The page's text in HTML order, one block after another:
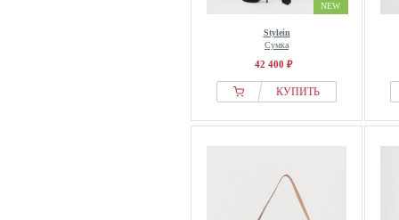
NEW
Stylein
Сумка
42 400 ₽
КУПИТЬ